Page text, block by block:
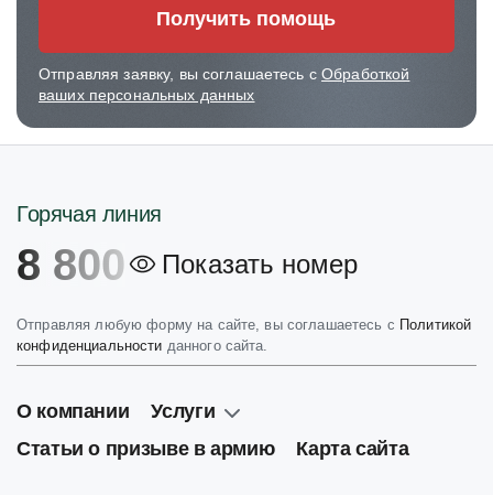
Получить помощь
Отправляя заявку, вы соглашаетесь сОбработкой
ваших персональных данных
Горячая линия
8 800 Показать номер
Отправляя любую форму на сайте, вы соглашаетесь с Политикой
конфиденциальности данного сайта.
О компании
Услуги
Статьи о призыве в армию
Карта сайта